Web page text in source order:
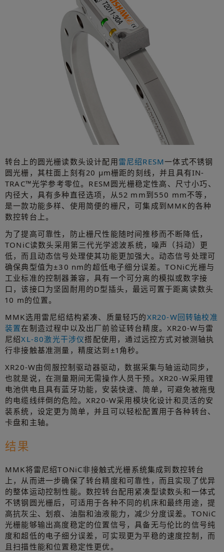
转台上的圆光栅读数头设计配用雷尼绍RESM一体式不锈钢
圆光栅，其柱面上刻有20 µm栅距的刻线，并且具有IN-
TRAC™光学参考零位。RESM圆光栅稳定性高、尺寸小巧、
内径大，具有多种直径选项，从52 mm到550 mm不等，
是一款功能多样、使用简便的栅尺，可集成到MMK的各种
数控转台上。
为了提高可靠性，防止栅尺性能随时间推移而不断降低，
TONiC读数头采用第三代光学滤波系统，噪声（抖动）更
低，而且动态信号处理使其功能更加强大。动态信号处理可
确保典型值为±30 nm的超低电子细分误差。TONiC光栅与
工业标准的控制器兼容，具有一个可分离的模拟或数字接
口，该接口为坚固耐用的D型插头，最远可置于距离读数头
10 m的位置。
MMK选用雷尼绍结构紧凑、质量轻巧的XR20-W回转轴校准
装置在制造过程中以及出厂前验证转台精度。XR20-W与雷
尼绍XL-80激光干涉仪搭配使用，通过远控方式对被测轴执
行非接触基准测量，精度达到±1角秒。
XR20-W由伺服控制驱动器驱动，数据采集与轴运动同步，
也就是说，在测量期间无需操作人员干预。XR20-W采用锂
电池供电且具有蓝牙功能，安装快速、简单，可避免被拖曳
的电缆线绊倒的危险。XR20-W采用模块化设计和灵活的安
装系统，设定更为简单，并且可以轻松配置用于各种转台、
卡盘和主轴。
结果
MMK将雷尼绍TONiC非接触式光栅系统集成到数控转台
上，从而进一步确保了转台精度和可靠性，而且实现了优异
的整体运动控制性能。数控转台配用紧凑型读数头和一体式
不锈钢圆光栅后，可适用于各种不同的机床和最终用途，提
高抗灰尘、划痕、油脂和油液能力，减少分度误差。TONiC
光栅能够输出高度稳定的位置信号，具备无与伦比的信号纯
度和超低的电子细分误差，可实现更为平稳的速度控制，而
且扫描性能和位置稳定性更优。